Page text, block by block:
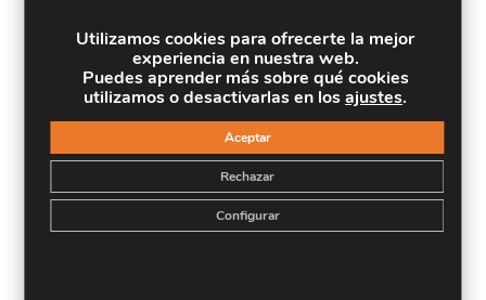
Utilizamos cookies para ofrecerte la mejor
experiencia en nuestra web.
Puedes aprender más sobre qué cookies
utilizamos o desactivarlas en losajustes.
Aceptar
Rechazar
Configurar